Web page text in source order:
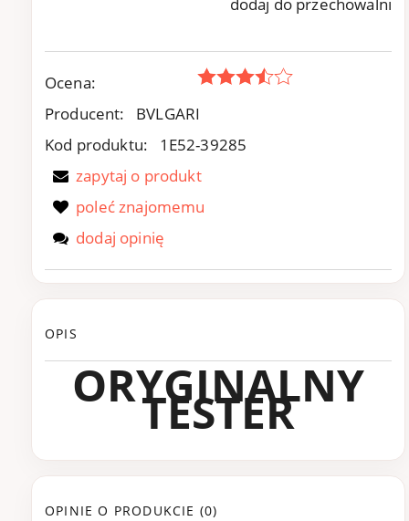
dodaj do przechowalni
Ocena:
Producent:
BVLGARI
Kod produktu:
1E52-39285
zapytaj o produkt
poleć znajomemu
dodaj opinię
OPIS
ORYGINALNY
TESTER
OPINIE O PRODUKCIE (0)